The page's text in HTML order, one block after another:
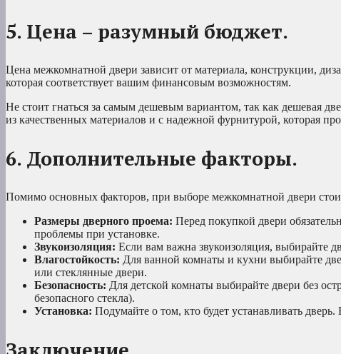
5. Цена – разумный бюджет.
Цена межкомнатной двери зависит от материала, конструкции,
которая соответствует вашим финансовым возможностям.
Не стоит гнаться за самым дешевым вариантом, так как дешевая
из качественных материалов и с надежной фурнитурой, которая
6. Дополнительные факторы.
Помимо основных факторов, при выборе межкомнатной двери
Размеры дверного проема: Перед покупкой двери
проблемы при установке.
Звукоизоляция: Если вам важна звукоизоляция, выбирайте
Влагостойкость: Для ванной комнаты и кухни выбирайте
или стеклянные двери.
Безопасность: Для детской комнаты выбирайте двери без
безопасного стекла).
Установка: Подумайте о том, кто будет устанавливать